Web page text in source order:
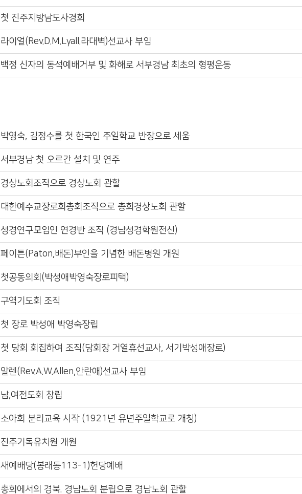
첫 진주지방남도사경회
라이얼(Rev.D.M.Lyall.라대벽)선교사 부임
백정 신자의 동석예배거부 및 화해로 서부경남 최초의 형평운동
박영숙, 김정수를 첫 한국인 주일학교 반장으로 세움
서부경남 첫 오르간 설치 및 연주
경상노회조직으로 경상노회 관할
대한예수교장로회총회조직으로 총회경상노회 관할
성경연구모임인 연경반 조직 (경남성경학원전신)
페이튼(Paton,배돈)부인을 기념한 배돈병원 개원
첫공동의회(박성애박영숙장로피택)
구역기도회 조직
첫 장로 박성애 박영숙장립
첫 당회 회집하여 조직(당회장 거열휴선교사, 서기박성애장로)
알렌(Rev.A.W.Allen,안란애)선교사 부임
남,여전도회 창립
소아회 분리교육 시작 (1921년 유년주일학교로 개칭)
진주기독유치원 개원
새예배당(봉래동113-1)헌당예배
총회에서의 경북. 경남노회 분립으로 경남노회 관할